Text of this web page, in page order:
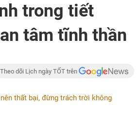
trong tiết
tâm tĩnh thần
Theo dõi Lịch ngày TỐT trên
thất bại, đừng trách trời không